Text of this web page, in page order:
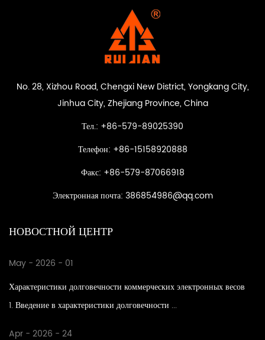
No. 28, Xizhou Road, Chengxi New District, Yongkang City,
Jinhua City, Zhejiang Province, China
Тел.: +86-579-89025390
Телефон: +86-15158920888
Факс: +86-579-87066918
Электронная почта: 386854986@qq.com
НОВОСТНОЙ ЦЕНТР
May - 2026 - 01
Характеристики долговечности коммерческих электронных весов
1. Введение в характеристики долговечности ...
Apr - 2026 - 24